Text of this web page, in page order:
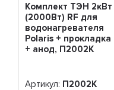
Комплект ТЭН 2кВт
(2000Вт) RF для
водонагревателя
Polaris + прокладка
+ анод, П2002K
Артикул: П2002K